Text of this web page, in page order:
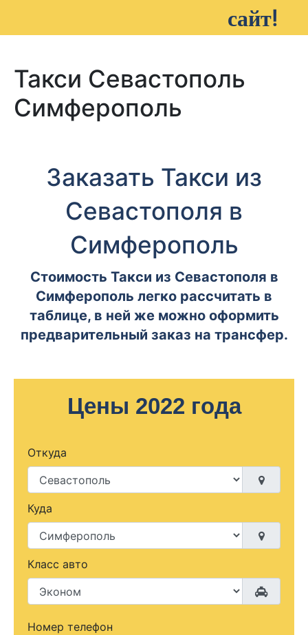
сайт!
Такси Севастополь
Симферополь
Заказать Такси из
Севастополя в
Симферополь
Стоимость Такси из Севастополя в
Симферополь легко рассчитать в
таблице, в ней же можно оформить
предварительный заказ на трансфер.
Цены 2022 года
Откуда
Куда
Класс авто
Номер телефон